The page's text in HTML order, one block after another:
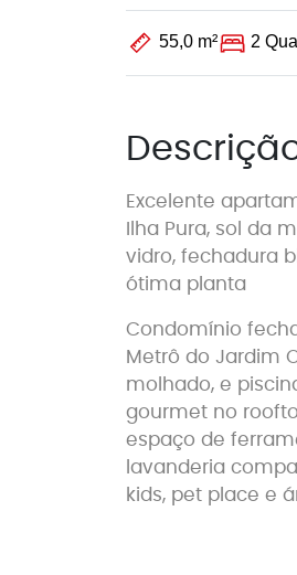
55,0 m² 2
Excelente
Ilha Pura, sol da
vidro, fechadura
ótima planta
Condomínio
Metrô do Jardim
molhado, e
gourmet no
espaço de
lavanderia
kids, pet place e